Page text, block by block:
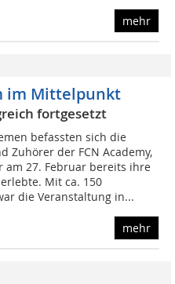
mehr
im Mittelpunkt
fortgesetzt
befassten sich die
Zuhörer der FCN Academy,
am 27. Februar bereits ihre
Mit ca. 150
die Veranstaltung in...
mehr